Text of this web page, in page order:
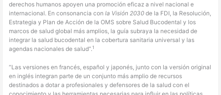
derechos humanos apoyen una promoción eficaz a nivel nacional e
internacional. En consonancia conla Visión 2030 de la FDI, la Resolución,
Estrategia y Plan de Acción de la OMS sobre Salud Bucodental y los
marcos de salud global más amplios, la guía subraya la necesidad de
integrar la salud bucodental en la cobertura sanitaria universal y las
agendas nacionales de salud”.1
“Las versiones en francés, español y japonés, junto con la versión original
en inglés integran parte de un conjunto más amplio de recursos
destinados a dotar a profesionales y defensores de la salud con el